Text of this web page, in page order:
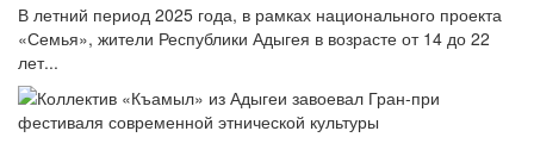
В летний период 2025 года, в рамках национального проекта
«Семья», жители Республики Адыгея в возрасте от 14 до 22
лет...